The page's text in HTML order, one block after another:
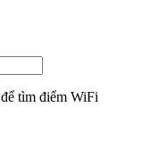
để tìm điểm WiFi